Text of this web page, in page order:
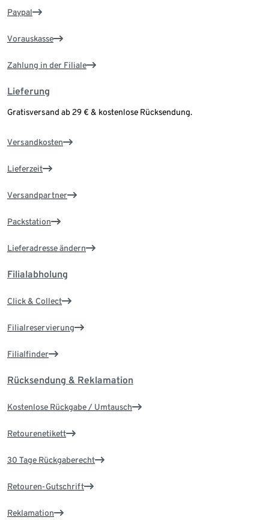
Paypal
Vorauskasse
Zahlung in der Filiale
Lieferung
Gratisversand ab 29 € & kostenlose Rücksendung.
Versandkosten
Lieferzeit
Versandpartner
Packstation
Lieferadresse ändern
Filialabholung
Click & Collect
Filialreservierung
Filialfinder
Rücksendung & Reklamation
Kostenlose Rückgabe / Umtausch
Retourenetikett
30 Tage Rückgaberecht
Retouren-Gutschrift
Reklamation